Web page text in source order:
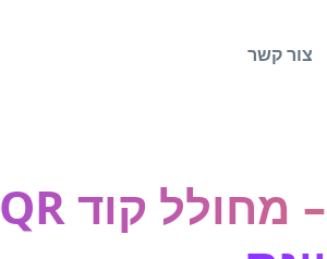
צור קשר
צור קוד QR לקורס edX – מחולל קוד QR